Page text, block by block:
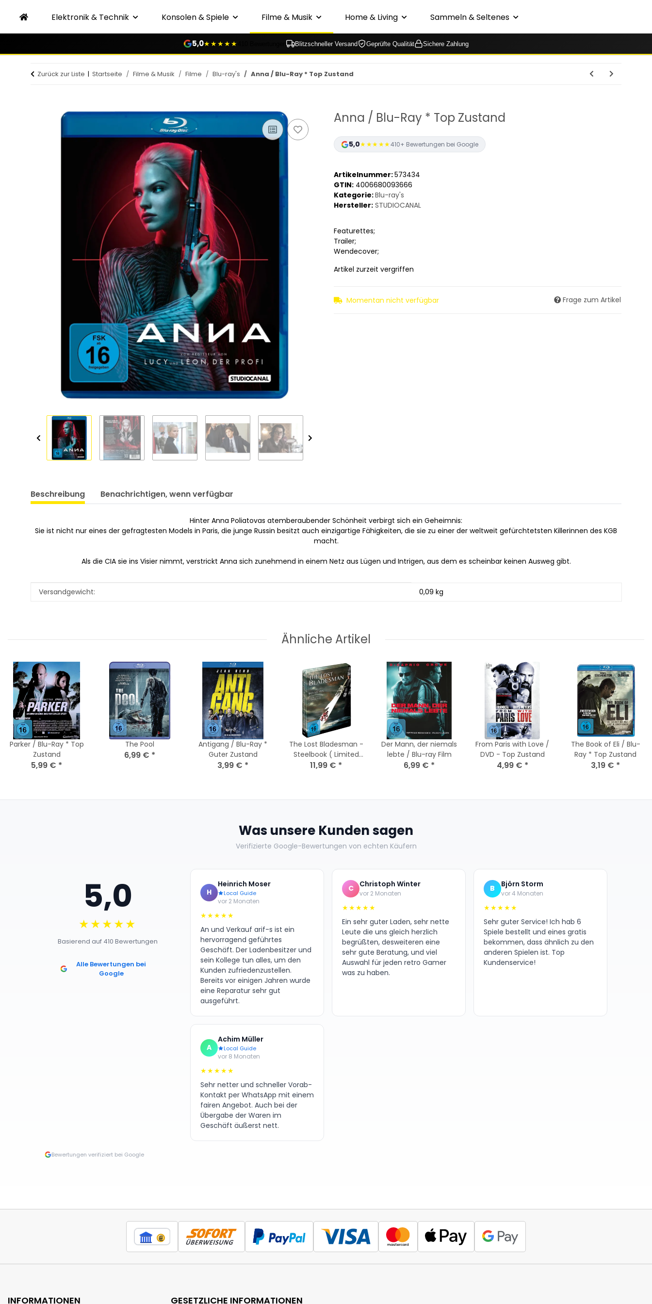
Elektronik & Technik Konsolen & Spiele Filme & Musik Home & Living Sammeln & Seltenes
5,0★★★★★ Blitzschneller Versand Geprüfte Qualität Sichere Zahlung
Zurück zur Liste Startseite Filme & Musik Filme Blu-ray's Anna / Blu-Ray * Top Zustand
Anna / Blu-Ray * Top Zustand
5,0★★★★★410+ Bewertungen bei Google
Artikelnummer:573434
GTIN: 4006680093666
Kategorie:Blu-ray's
Hersteller: STUDIOCANAL
Featurettes;
Trailer;
Wendecover;
Artikel zurzeit vergriffen
Momentan nicht verfügbar Frage zum Artikel
Beschreibung Benachrichtigen, wenn verfügbar
Hinter Anna Poliatovas atemberaubender Schönheit verbirgt sich ein Geheimnis:
Sie ist nicht nur eines der gefragtesten Models in Paris, die junge Russin besitzt auch einzigartige Fähigkeiten, die sie zu einer der weltweit gefürchtetsten Killerinnen des KGB
macht.
Als die CIA sie ins Visier nimmt, verstrickt Anna sich zunehmend in einem Netz aus Lügen und Intrigen, aus dem es scheinbar keinen Ausweg gibt.
Produkteigenschaft
Wert
Versandgewicht: 0,09 kg
Ähnliche Artikel
Parker / Blu-Ray * Top
Zustand
5,99 € *
The Pool
6,99 € *
Antigang / Blu-Ray *
Guter Zustand
3,99 € *
The Lost Bladesman -
Steelbook ( Limited
Edition ) / Blu-ray
11,99 € *
Der Mann, der niemals
lebte / Blu-ray Film
6,99 € *
From Paris with Love /
DVD - Top Zustand
4,99 € *
The Book of Eli / Blu-
Ray * Top Zustand
3,19 € *
Was unsere Kunden sagen
Verifizierte Google-Bewertungen von echten Käufern
5,0
★★★★★
Basierend auf 410 Bewertungen
Alle Bewertungen bei
Google
H
Heinrich Moser
Local Guide
vor 2 Monaten
★★★★★
An und Verkauf arif-s ist ein
hervorragend geführtes
Geschäft. Der Ladenbesitzer und
sein Kollege tun alles, um den
Kunden zufriedenzustellen.
Bereits vor einigen Jahren wurde
eine Reparatur sehr gut
ausgeführt.
C Christoph Winter
vor 2 Monaten
★★★★★
Ein sehr guter Laden, sehr nette
Leute die uns gleich herzlich
begrüßten, desweiteren eine
sehr gute Beratung, und viel
Auswahl für jeden retro Gamer
was zu haben.
B Björn Storm
vor 4 Monaten
★★★★★
Sehr guter Service! Ich hab 6
Spiele bestellt und eines gratis
bekommen, dass ähnlich zu den
anderen Spielen ist. Top
Kundenservice!
A
Achim Müller
Local Guide
vor 8 Monaten
★★★★★
Sehr netter und schneller Vorab-
Kontakt per WhatsApp mit einem
fairen Angebot. Auch bei der
Übergabe der Waren im
Geschäft äußerst nett.
Bewertungen verifiziert bei Google
INFORMATIONEN GESETZLICHE INFORMATIONEN